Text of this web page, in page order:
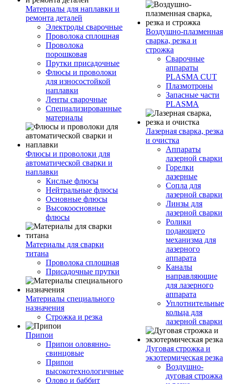
Материалы для наплавки и
ремонта деталей
Электроды сварочные
Проволока сплошная
Проволока
порошковая
Прутки присадочные
Флюсы и проволоки
для износостойкой
наплавки
Ленты сварочные
Специализированные
материалы
Флюсы и проволоки для
автоматической сварки и
наплавки
Кислые флюсы
Нейтральные флюсы
Основные флюсы
Высокоосновные
флюсы
Материалы для сварки
титана
Проволока сплошная
Присадочные прутки
Материалы специального
назначения
Строжка и резка
Припои
Припои оловянно-
свинцовые
Припои
высокотехнологичные
Олово и баббит
Воздушно-плазменная
сварка, резка и
строжка
Сварочные
аппараты
PLASMA CUT
Плазмотроны
Запасные части
PLASMA
Лазерная сварка, резка
и очистка
Аппараты
лазерной сварки
Горелки
лазерные
Сопла для
лазерной сварки
Линзы для
лазерной сварки
Ролики
подающего
механизма для
лазерного
аппарата
Каналы
направляющие
для лазерного
аппарата
Уплотнительные
кольца для
лазерной сварки
Дуговая строжка и
экзотермическая резка
Воздушно-
дуговая строжка